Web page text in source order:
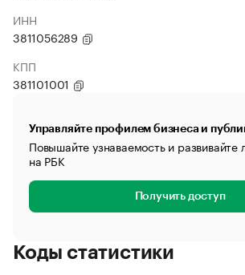
ИНН
3811056289
КПП
381101001
Управляйте профилем бизнеса и
Повышайте узнаваемость и развивайте
на РБК
Получить доступ
Коды статистики